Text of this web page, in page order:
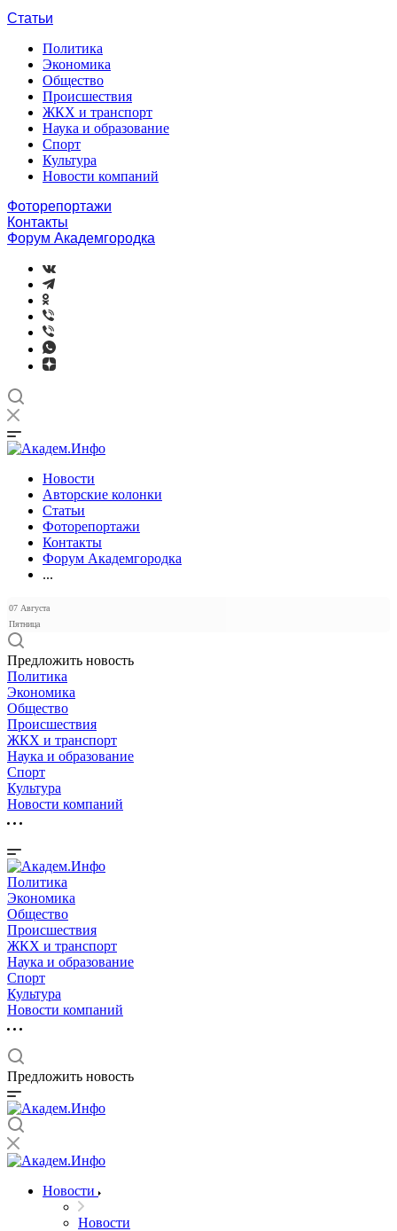
Статьи
Политика
Экономика
Общество
Происшествия
ЖКХ и транспорт
Наука и образование
Спорт
Культура
Новости компаний
Фоторепортажи
Контакты
Форум Академгородка
Новости
Авторские колонки
Статьи
Фоторепортажи
Контакты
Форум Академгородка
...
07 Августа
Пятница
Предложить новость
Политика
Экономика
Общество
Происшествия
ЖКХ и транспорт
Наука и образование
Спорт
Культура
Новости компаний
Политика
Экономика
Общество
Происшествия
ЖКХ и транспорт
Наука и образование
Спорт
Культура
Новости компаний
Предложить новость
Новости
Новости